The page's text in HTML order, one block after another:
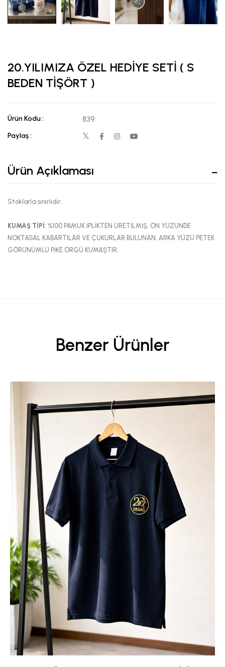
20.YILIMIZA ÖZEL HEDİYE SETİ ( S
BEDEN TİŞÖRT )
Ürün Kodu : 839
Paylaş :
Ürün Açıklaması
Stoklarla sınırlıdır.
KUMAŞ TİPİ: %100 PAMUK İPLİKTEN ÜRETİLMİŞ, ÖN YÜZÜNDE
NOKTASAL KABARTILAR VE ÇUKURLAR BULUNAN, ARKA YÜZÜ PETEK
GÖRÜNÜMLÜ PİKE ÖRGÜ KUMAŞTIR.
Benzer Ürünler